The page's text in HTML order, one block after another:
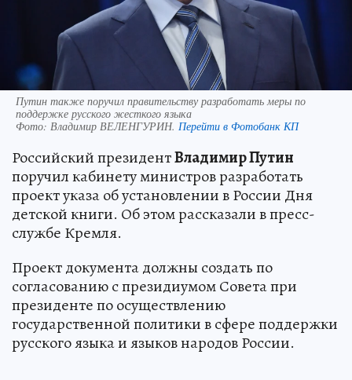
Путин также поручил правительству разработать меры по
поддержке русского жесткого языка
Фото: Владимир ВЕЛЕНГУРИН. Перейти в Фотобанк КП
Российский президентВладимир Путин
поручил кабинету министров разработать
проект указа об установлении в России Дня
детской книги. Об этом рассказали в пресс-
службе Кремля.
Проект документа должны создать по
согласованию с президиумом Совета при
президенте по осуществлению
государственной политики в сфере поддержки
русского языка и языков народов России.